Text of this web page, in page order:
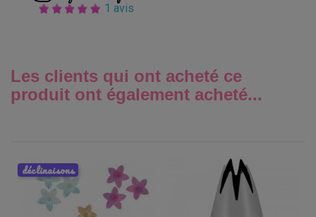
1 avis
Les clients qui ont acheté ce
produit ont également acheté...
déclinaisons